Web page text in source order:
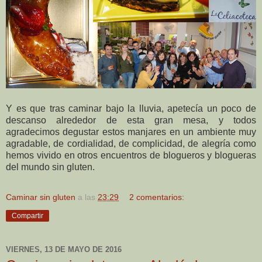
Y es que tras caminar bajo la lluvia, apetecía un poco de
descanso alrededor de esta gran mesa, y todos
agradecimos degustar estos manjares en un ambiente muy
agradable, de cordialidad, de complicidad, de alegría como
hemos vivido en otros encuentros de blogueros y blogueras
del mundo sin gluten.
Caminar sin gluten a las 23:29 2 comentarios:
Compartir
VIERNES, 13 DE MAYO DE 2016